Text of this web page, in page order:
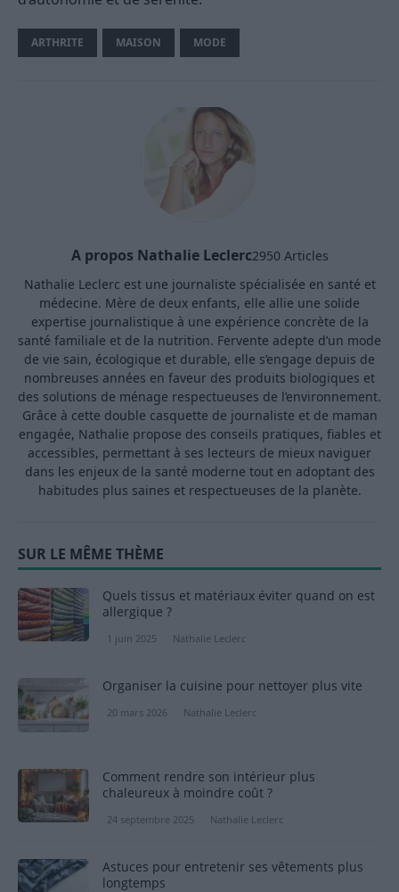
ARTHRITE MAISON MODE
A propos Nathalie Leclerc2950 Articles
Nathalie Leclerc est une journaliste spécialisée en santé et
médecine. Mère de deux enfants, elle allie une solide
expertise journalistique à une expérience concrète de la
santé familiale et de la nutrition. Fervente adepte d’un mode
de vie sain, écologique et durable, elle s’engage depuis de
nombreuses années en faveur des produits biologiques et
des solutions de ménage respectueuses de l’environnement.
Grâce à cette double casquette de journaliste et de maman
engagée, Nathalie propose des conseils pratiques, fiables et
accessibles, permettant à ses lecteurs de mieux naviguer
dans les enjeux de la santé moderne tout en adoptant des
habitudes plus saines et respectueuses de la planète.
SUR LE MÊME THÈME
Quels tissus et matériaux éviter quand on est
allergique ?
1 juin 2025 Nathalie Leclerc
Organiser la cuisine pour nettoyer plus vite
20 mars 2026 Nathalie Leclerc
Comment rendre son intérieur plus
chaleureux à moindre coût ?
24 septembre 2025 Nathalie Leclerc
Astuces pour entretenir ses vêtements plus
longtemps